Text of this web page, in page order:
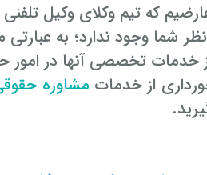
که تیم وکلای وکیل
شما وجود ندارد؛ به
خدمات تخصصی آنها در امور
از خدمات مشاوره حقوقی